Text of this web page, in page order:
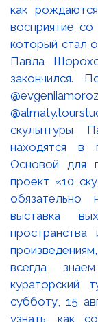
как
восприятие
который стал
Павла
закончился.
скульптуры
находятся в
Основой для
проект «10
выставка
всегда
кураторский
субботу, 15
узнать, как